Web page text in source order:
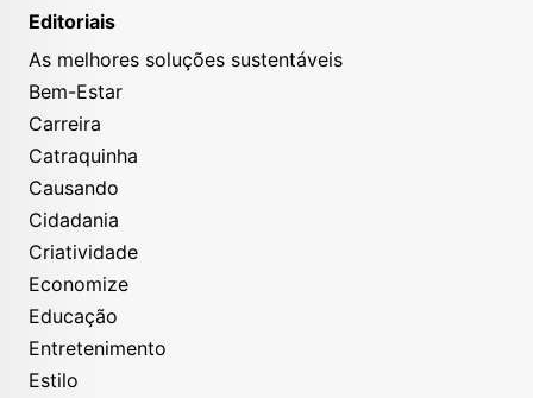
Editoriais
As melhores soluções sustentáveis
Bem-Estar
Carreira
Catraquinha
Causando
Cidadania
Criatividade
Economize
Educação
Entretenimento
Estilo